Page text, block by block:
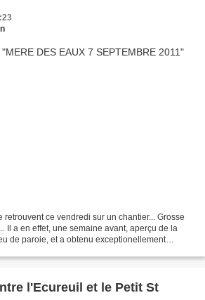
retrouvent ce vendredi sur un chantier... Grosse
Il a en effet, une semaine avant, aperçu de la
de paroie, et a obtenu exceptionellement
l'Ecureuil et le Petit St